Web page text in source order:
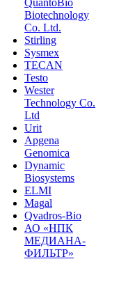
QuantoBio
Biotechnology
Co. Ltd.
Stirling
Sysmex
TECAN
Testo
Wester
Technology Co.
Ltd
Urit
Apgena
Genomica
Dynamic
Biosystems
ELMI
Magal
Qvadros-Bio
АО «НПК
МЕДИАНА-
ФИЛЬТР»